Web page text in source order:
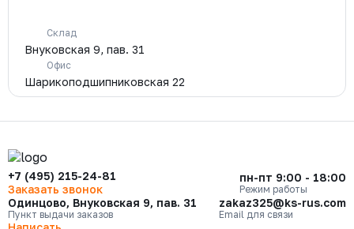
Склад
Внуковская 9, пав. 31
Офис
Шарикоподшипниковская 22
+7 (495) 215-24-81
Заказать звонок
пн-пт 9:00 - 18:00
Режим работы
Одинцово, Внуковская 9, пав. 31
Пункт выдачи заказов
zakaz325@ks-rus.com
Email для связи